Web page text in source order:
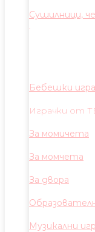
Сушилници,
Бебешки
Играчки от
За момичета
За момчета
За двора
Музикални